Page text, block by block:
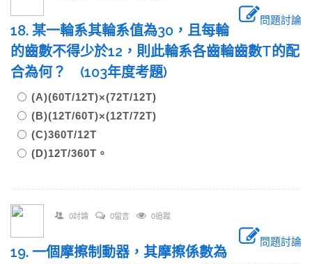
問題討論
18. 某一輪系其輪系值為30，且每輪
的齒數不得少於12，則此輪系各齒輪齒數T的配
合為何？ (103年度考題)
(A)(60T/12T)×(72T/12T)
(B)(12T/60T)×(12T/72T)
(C)360T/12T
(D)12T/360T。
0討論 0留言 0追蹤
問題討論
19. 一個摩擦制動器，其摩擦係數為